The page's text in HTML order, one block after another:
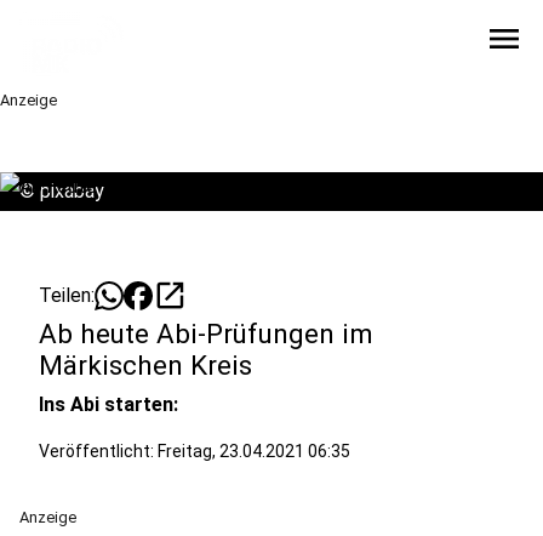
menu
Anzeige
© pixabay
Teilen: open_in_new
Ab heute Abi-Prüfungen im
Märkischen Kreis
Ins Abi starten:
Veröffentlicht: Freitag, 23.04.2021 06:35
Anzeige